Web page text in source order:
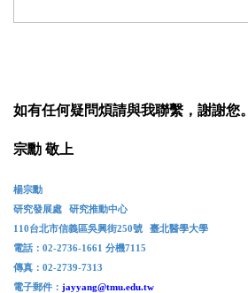
如有任何疑問煩請與我聯繫，謝謝您。
宗勳 敬上
楊宗勳
研究發展處
研究推動中心
110台北市信義區吳興街250號
臺北醫學大學
電話： 02-2736-1661 分機7115
傳真： 02-2739-7313
電子郵件： jayyang@tmu.edu.tw